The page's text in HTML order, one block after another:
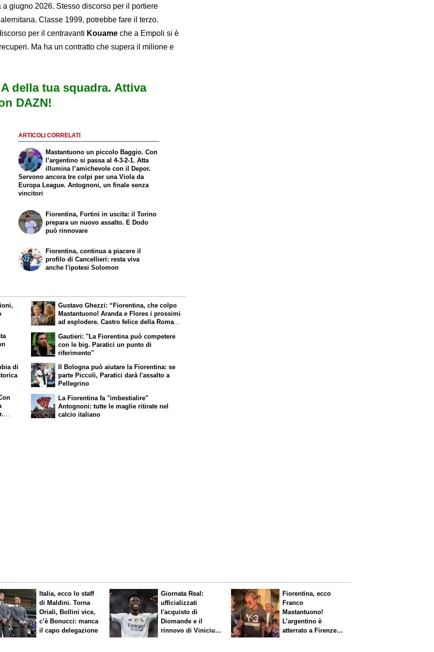
giugno 2026. Stesso discorso per il portiere
Classe 1999, potrebbe fare il terzo.
per il centravanti Kouame che a Empoli si è
Ma ha un contratto che supera il milione e
della tua squadra. Attiva
DAZN!
ARTICOLI CORRELATI
Mastantuono un piccolo Baggio. Con
l’argentino si passa al 4-3-2-1. Atta
illumina l’amichevole con il Depor.
Servono ancora tre colpi per una Viola da
Europa League. Antognoni, un finale senza
vincitori
Fiorentina, Fortini in uscita: il Torino
prepara un nuovo assalto. E Dodo
può rinnovare
Fiorentina, continua a piacere il
profilo di Cancellieri: resta viva
anche l'ipotesi Solomon
Gustavo Ghezzi: “Fiorentina, che colpo
Mastantuono! Aranda e Flores i prossimi
ad esplodere. Castro felice della Roma e
Gautieri: "La Fiorentina può competere
con le big. Paratici un punto di
riferimento"
di
Il Bologna può aiutare la Fiorentina: se
parte Piccoli, Paratici darà l'assalto a
Pellegrino
La Fiorentina fa "imbestialire"
Antognoni: tutte le maglie ritirate nel
calcio italiano
Italia, ecco lo staff
di Maldini. Torna
Oriali, Bollini vice,
c’è Bonucci: manca
il capo delegazione
Giornata Real:
ufficializzati
l'acquisto di
Diomande e il
rinnovo di Vinicius.
Fiorentina, ecco
Franco
Mastantuono!
L’argentino è
atterrato a Firenze,